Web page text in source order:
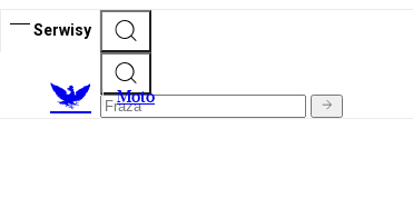
Serwisy
Moto